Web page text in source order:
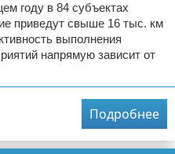
году в 84 субъектах
приведут свыше 16 тыс. км
выполнения
напрямую зависит от
Подробнее